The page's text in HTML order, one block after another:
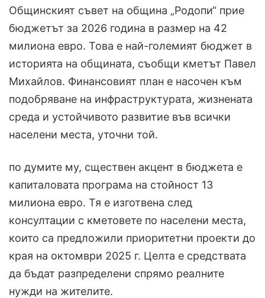
Общинският съвет на община „Родопи“ прие
бюджетът за 2026 година в размер на 42
милиона евро. Това е най-големият бюджет в
историята на общината, съобщи кметът Павел
Михайлов. Финансовият план е насочен към
подобряване на инфраструктурата, жизнената
среда и устойчивото развитие във всички
населени места, уточни той.
по думите му, сществен акцент в бюджета е
капиталовата програма на стойност 13
милиона евро. Тя е изготвена след
консултации с кметовете по населени места,
които са предложили приоритетни проекти до
края на октомври 2025 г. Целта е средствата
да бъдат разпределени спрямо реалните
нужди на жителите.